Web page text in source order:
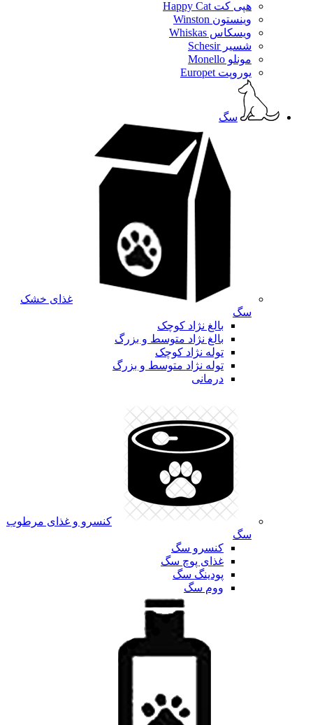
هپی کت Happy Cat
وینستون Winston
ویسکاس Whiskas
شسیر Schesir
مونلو Monello
یوروپت Europet
سگ
غذای خشک
سگ
بالغ نژاد کوچک
بالغ نژاد متوسط و بزرگ
توله نژاد کوچک
توله نژاد متوسط و بزرگ
درمانی
کنسرو و غذای مرطوب
سگ
کنسرو سگ
غذای پوچ سگ
پودینگ سگ
ووم سگ